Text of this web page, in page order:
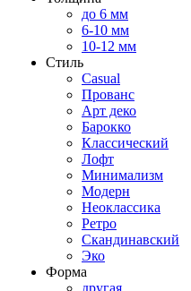
до 6 мм
6-10 мм
10-12 мм
Стиль
Casual
Прованс
Арт деко
Барокко
Классический
Лофт
Минимализм
Модерн
Неоклассика
Ретро
Скандинавский
Эко
Форма
другая